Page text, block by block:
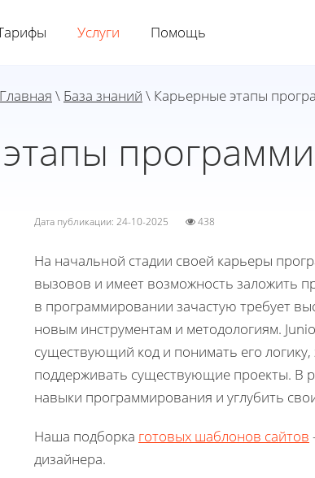
Услуги Помощь
Главная \ База знаний \ Карьерные этапы
Дата публикации: 24-10-2025 438
На начальной стадии своей карьеры
вызовов и имеет возможность заложить
в программировании зачастую требует
новым инструментам и методологиям.
существующий код и понимать его
поддерживать существующие проекты. В
навыки программирования и углубить
Наша подборка готовых шаблонов сайтов
дизайнера.